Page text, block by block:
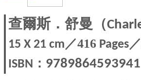
查爾斯．舒曼（
15 X 21 cm／416 Pages
ISBN ： 9789864593941